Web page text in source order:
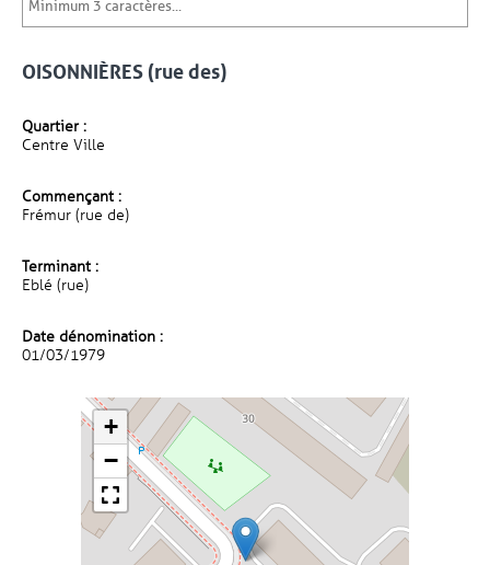
OISONNIÈRES (rue des)
Quartier :
Centre Ville
Commençant :
Frémur (rue de)
Terminant :
Eblé (rue)
Date dénomination :
01/03/1979
+
−